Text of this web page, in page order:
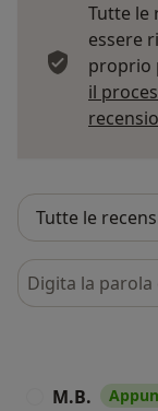
Tutte le
essere
proprio
il
Cerca nelle
M.B.